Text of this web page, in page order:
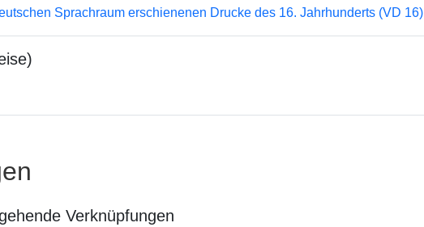
Sprachraum erschienenen Drucke des 16. Jahrhunderts (VD 16)
Verknüpfungen